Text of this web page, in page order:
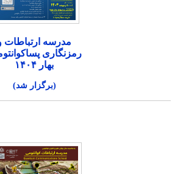
مدرسه ارتباطات و
رمزنگاری
بهار ۱۴۰۴
(برگزار شد)